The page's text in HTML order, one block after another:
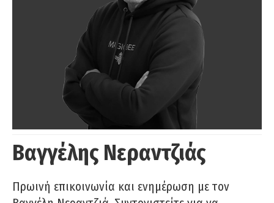
Βαγγέλης Νεραντζιάς
Πρωινή επικοινωνία και ενημέρωση με τον